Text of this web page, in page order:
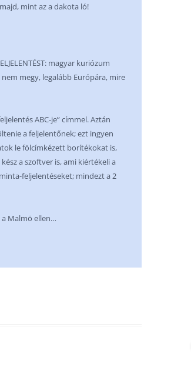
mint az a dakota ló!
magyar kuriózum
megy, legalább Európára, mire
ABC-je” címmel. Aztán
a feljelentőnek; ezt ingyen
le fölcímkézett borítékokat is,
a szoftver is, ami kiértékeli a
feljelentéseket; mindezt a 2
Malmö ellen…